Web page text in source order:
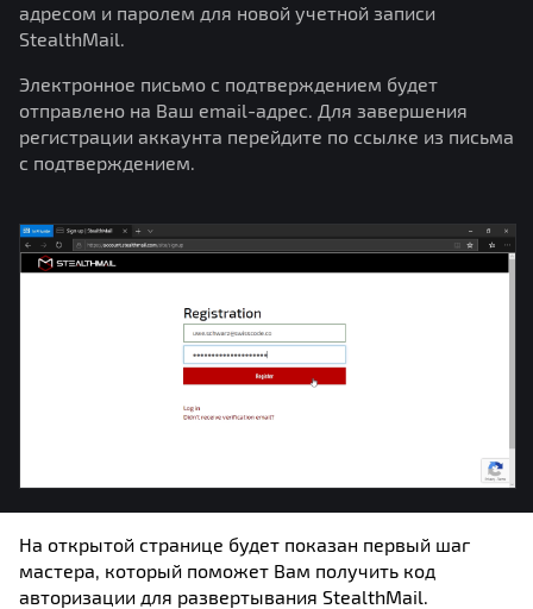
адресом и паролем для новой учетной записи
StealthMail.
Электронное письмо с подтверждением будет
отправлено на Ваш email-адрес. Для завершения
регистрации аккаунта перейдите по ссылке из письма
с подтверждением.
На открытой странице будет показан первый шаг
мастера, который поможет Вам получить код
авторизации для развертывания StealthMail.